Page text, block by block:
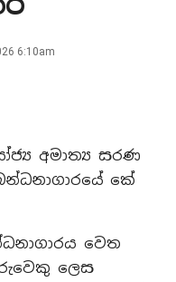
6:10am
අමාත්‍ය සරණ
කේ
වෙත
ලෙස